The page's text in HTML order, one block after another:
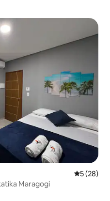
Ukadiriaji
5 (28)
Maragogi